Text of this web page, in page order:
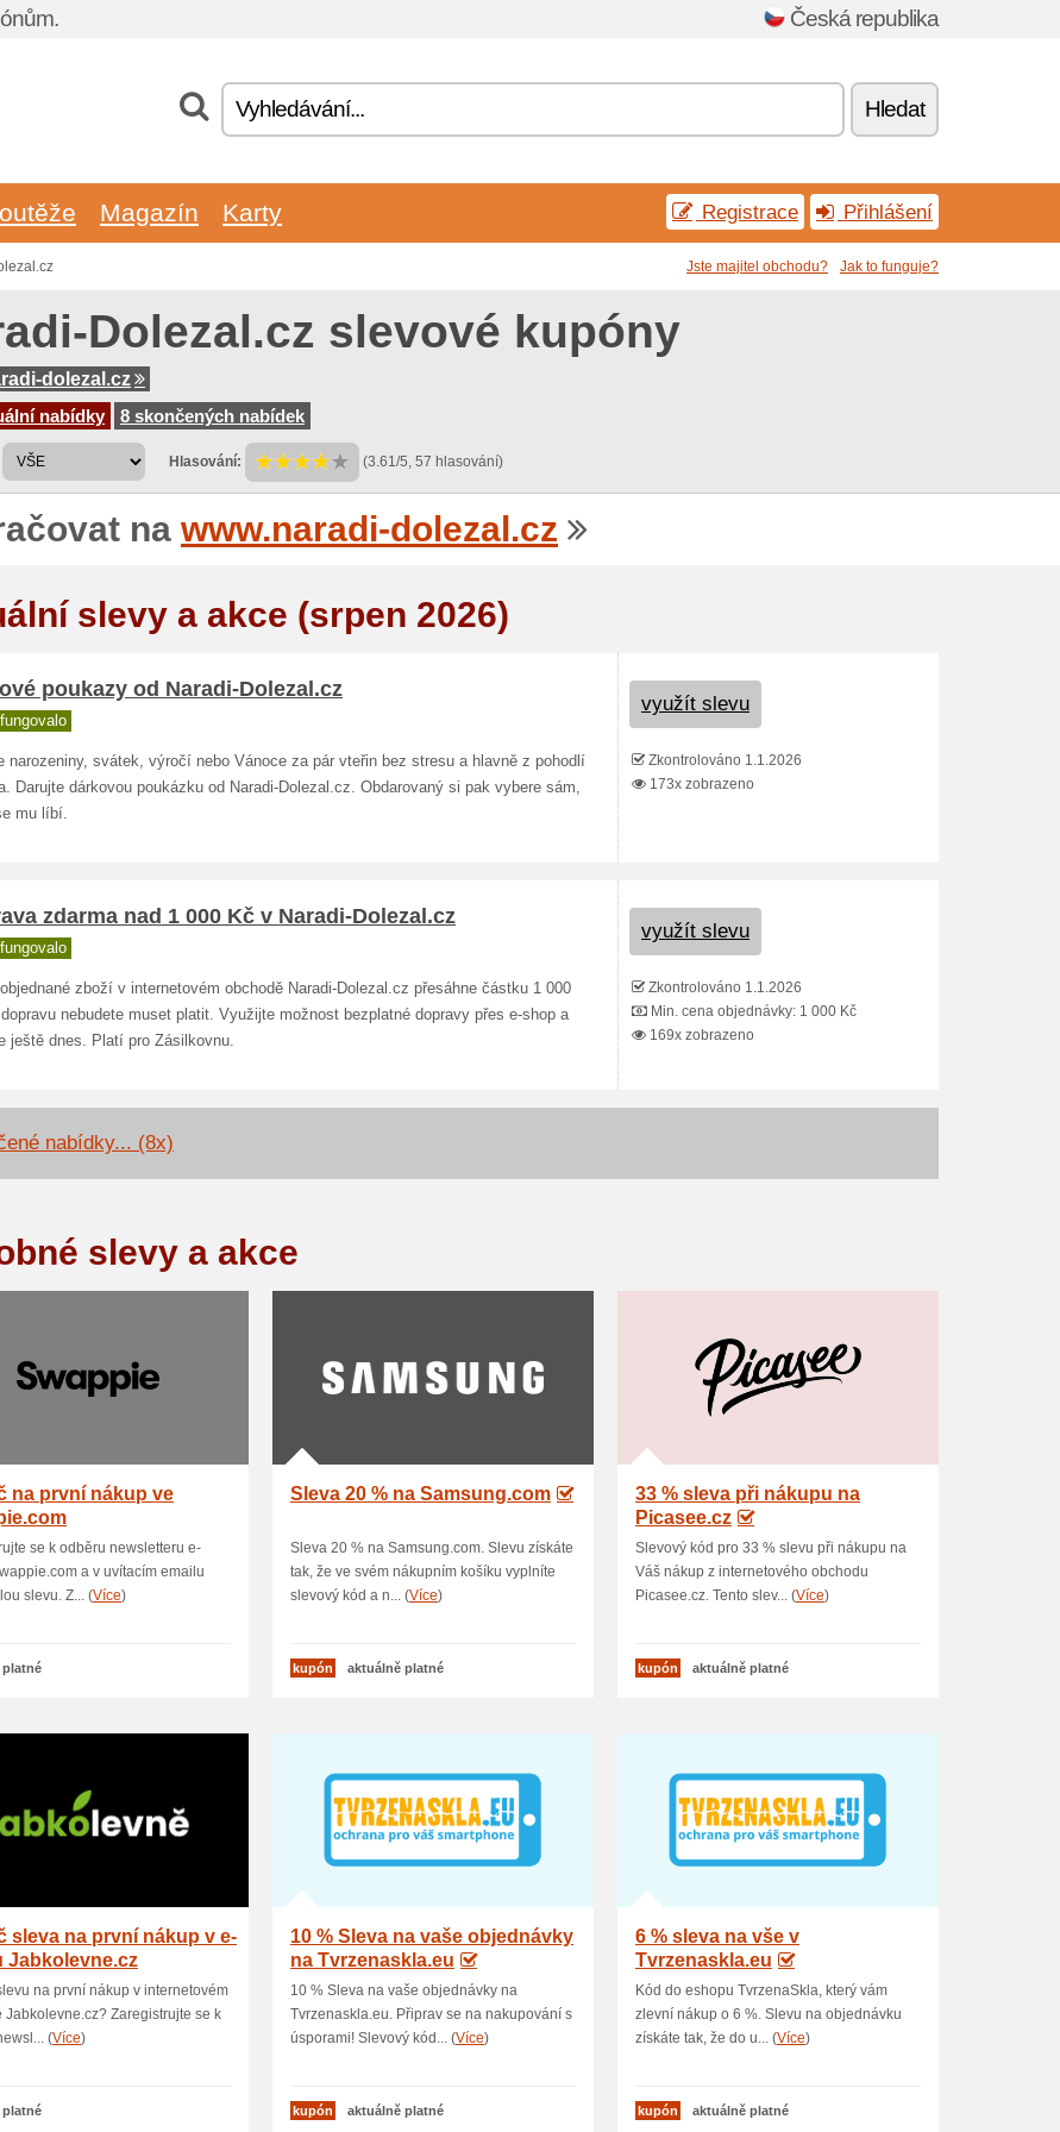
Česká republika
Hledat
Magazín Karty Registrace Přihlášení
Jste majitel obchodu? Jak to funguje?
Dolezal.cz slevové kupóny
dolezal.cz
nabídky
8 skončených nabídek
Hlasování: (3.61/5, 57 hlasování)
na www.naradi-dolezal.cz
slevy a akce (srpen 2026)
poukazy od Naradi-Dolezal.cz
narozeniny, svátek, výročí nebo Vánoce za pár vteřin bez stresu a hlavně z pohodlí
Darujte dárkovou poukázku od Naradi-Dolezal.cz. Obdarovaný si pak vybere sám,
mu líbí.
využít slevu
Zkontrolováno 1.1.2026
173x zobrazeno
zdarma nad 1 000 Kč v Naradi-Dolezal.cz
zboží v internetovém obchodě Naradi-Dolezal.cz přesáhne částku 1 000
nebudete muset platit. Využijte možnost bezplatné dopravy přes e-shop a
ještě dnes. Platí pro Zásilkovnu.
využít slevu
Zkontrolováno 1.1.2026
Min. cena objednávky: 1 000 Kč
169x zobrazeno
nabídky... (8x)
slevy a akce
na první nákup ve
se k odběru newsletteru e-
a v uvítacím emailu
slevu. Z... (Více)
platné
Sleva 20 % na Samsung.com
Sleva 20 % na Samsung.com. Slevu získáte
tak, že ve svém nákupním košíku vyplníte
slevový kód a n... (Více)
kupón aktuálně platné
33 % sleva při nákupu na
Picasee.cz
Slevový kód pro 33 % slevu při nákupu na
Váš nákup z internetového obchodu
Picasee.cz. Tento slev... (Více)
kupón aktuálně platné
sleva na první nákup v e-
Jabkolevne.cz
na první nákup v internetovém
Jabkolevne.cz? Zaregistrujte se k
(Více)
platné
10 % Sleva na vaše objednávky
na Tvrzenaskla.eu
10 % Sleva na vaše objednávky na
Tvrzenaskla.eu. Připrav se na nakupování s
úsporami! Slevový kód... (Více)
kupón aktuálně platné
6 % sleva na vše v
Tvrzenaskla.eu
Kód do eshopu TvrzenaSkla, který vám
zlevní nákup o 6 %. Slevu na objednávku
získáte tak, že do u... (Více)
kupón aktuálně platné